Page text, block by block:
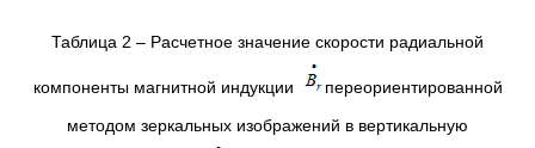
Таблица 2 – Расчетное значение скорости радиальной
компоненты магнитной индукции
переориентированной
методом зеркальных изображений в вертикальную